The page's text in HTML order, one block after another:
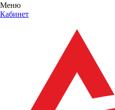
Меню
Кабинет